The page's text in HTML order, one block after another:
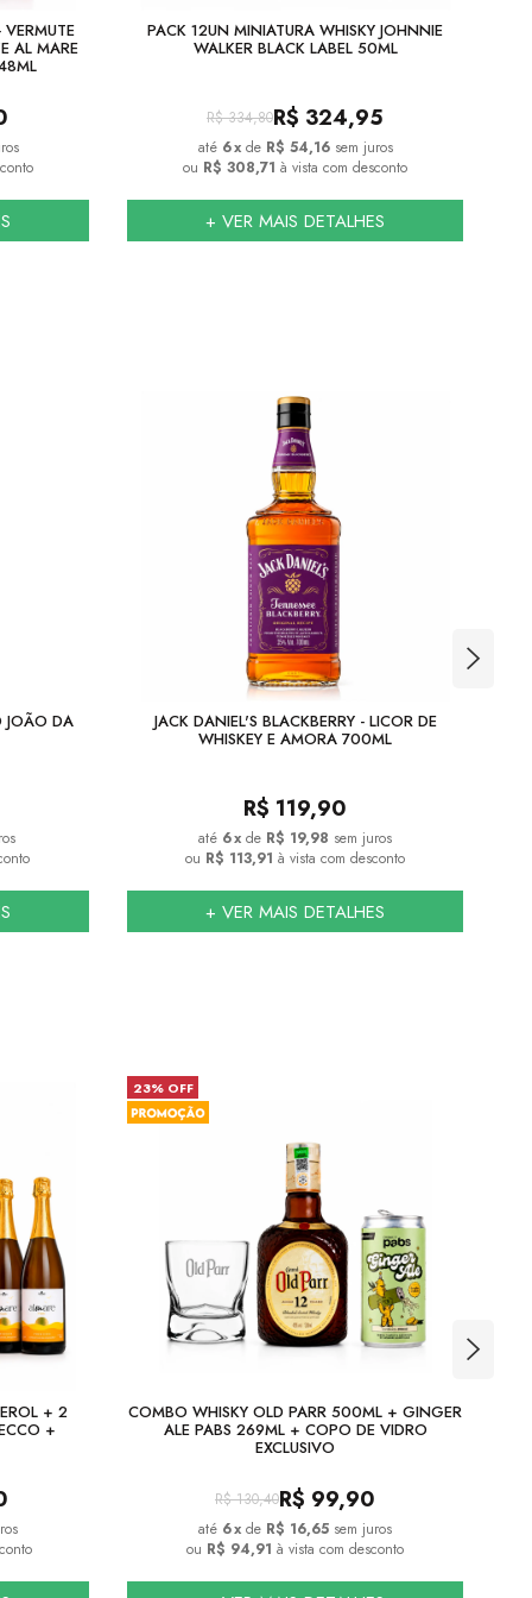
AL MARE
PACK 12UN MINIATURA WHISKY JOHNNIE
WALKER BLACK LABEL 50ML
R$ 334,80R$ 324,95
6x de R$ 54,16 sem juros
ou R$ 308,71 à vista com desconto
+ VER MAIS DETALHES
JOÃO DA JACK DANIEL'S BLACKBERRY - LICOR DE
WHISKEY E AMORA 700ML
R$ 119,90
6x de R$ 19,98 sem juros
ou R$ 113,91 à vista com desconto
+ VER MAIS DETALHES
+ 2
+
23% OFF
COMBO WHISKY OLD PARR 500ML + GINGER
ALE PABS 269ML + COPO DE VIDRO
EXCLUSIVO
R$ 130,40R$ 99,90
6x de R$ 16,65 sem juros
ou R$ 94,91 à vista com desconto